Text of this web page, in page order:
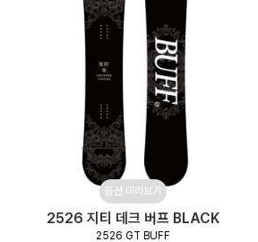
옵션 미리보기
2526 지티 데크 버프 BLACK
2526 GT BUFF